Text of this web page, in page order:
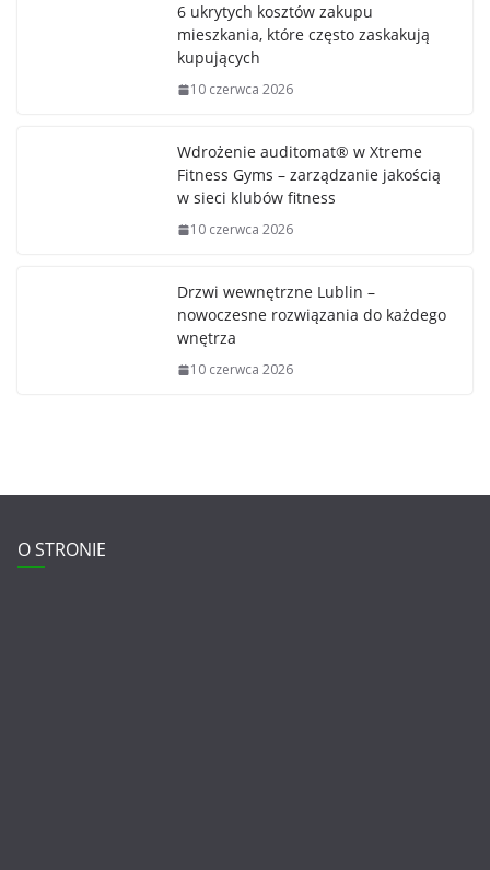
6 ukrytych kosztów zakupu
mieszkania, które często zaskakują
kupujących
10 czerwca 2026
Wdrożenie auditomat® w Xtreme
Fitness Gyms – zarządzanie jakością
w sieci klubów fitness
10 czerwca 2026
Drzwi wewnętrzne Lublin –
nowoczesne rozwiązania do każdego
wnętrza
10 czerwca 2026
O STRONIE